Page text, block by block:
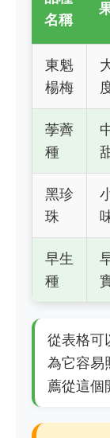
名稱
東魁
楊梅
荸薺
種
黑珍
珠
早生
種
從表格可
為它容易
薦從這個